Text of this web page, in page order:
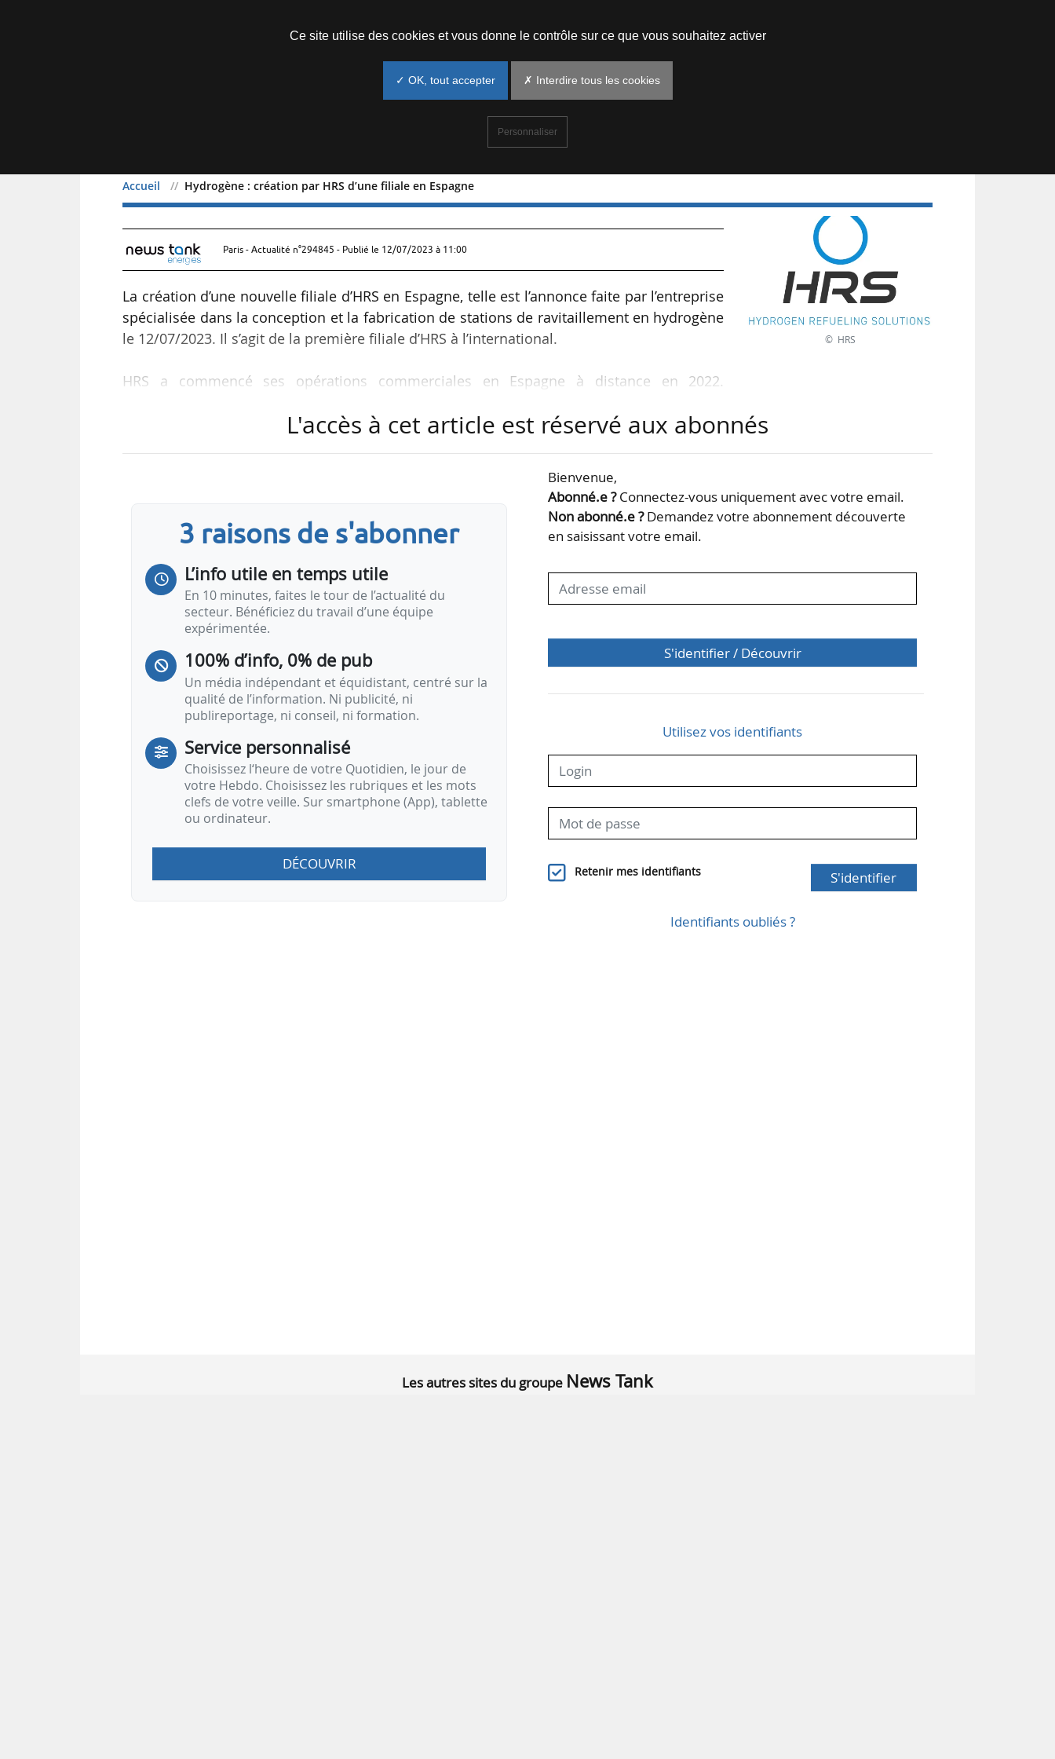
Accueil Hydrogène : création par HRS d’une filiale en Espagne
Hydrogène : création par HRS d’une filiale en Espagne
Paris - Actualité n°294845 - Publié le 12/07/2023 à 11:00
La création d’une nouvelle filiale d’HRS en Espagne, telle est l’annonce faite par l’entreprise
spécialisée dans la conception et la fabrication de stations de ravitaillement en hydrogène
le 12/07/2023. Il s’agit de la première filiale d’HRS à l’international.
HRS a commencé ses opérations commerciales en Espagne à distance en 2022.
pHYnix, un producteur espagnol d’hydrogène vert et une pour Plug Power, entreprise
HRS annonce également la signature d’un protocole d’accord avec l’entreprise espagnole
H2 Biotech pour le développement de projets de mobilité et l’approvisionnement en
hydrogène vert.
« L’Espagne présente de nombreux…
© HRS
L'accès à cet article est réservé aux abonnés
3 raisons de s'abonner
L’info utile en temps utile
En 10 minutes, faites le tour de l’actualité du
secteur. Bénéficiez du travail d’une équipe
expérimentée.
100% d’info, 0% de pub
Un média indépendant et équidistant, centré sur la
qualité de l’information. Ni publicité, ni
publireportage, ni conseil, ni formation.
Service personnalisé
Choisissez l‘heure de votre Quotidien, le jour de
votre Hebdo. Choisissez les rubriques et les mots
clefs de votre veille. Sur smartphone (App), tablette
ou ordinateur.
DÉCOUVRIR
Bienvenue,
Abonné.e ?Connectez-vous uniquement avec votre email.
Non abonné.e ?Demandez votre abonnement découverte
en saisissant votre email.
S'identifier / Découvrir
Utilisez vos identifiants
Retenir mes identifiants S'identifier
Identifiants oubliés ?
Les autres sites du groupe News Tank
Ce site utilise des cookies et vous donne le contrôle sur ce que vous souhaitez activer
✓ OK, tout accepter ✗ Interdire tous les cookies
Personnaliser